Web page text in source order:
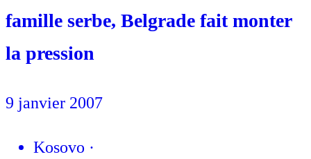
famille serbe, Belgrade fait monter
la pression
9 janvier 2007
Kosovo ·